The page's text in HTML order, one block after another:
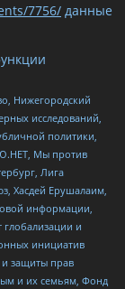
7756/ данные
Нижегородский
исследований,
политики,
Мы против
Лига
Хасдей Ерушалаим,
информации,
и
инициатив
и защиты прав
и их семьям, Фонд